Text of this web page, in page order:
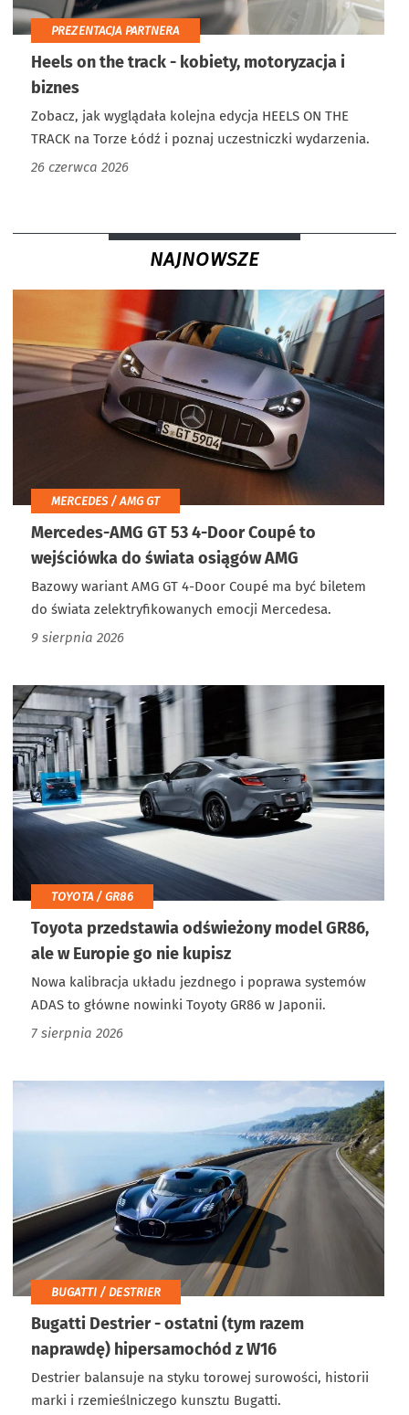
PREZENTACJA PARTNERA
Heels on the track - kobiety, motoryzacja i
biznes
Zobacz, jak wyglądała kolejna edycja HEELS ON THE
TRACK na Torze Łódź i poznaj uczestniczki wydarzenia.
26 czerwca 2026
NAJNOWSZE
MERCEDES / AMG GT
Mercedes-AMG GT 53 4-Door Coupé to
wejściówka do świata osiągów AMG
Bazowy wariant AMG GT 4-Door Coupé ma być biletem
do świata zelektryfikowanych emocji Mercedesa.
9 sierpnia 2026
TOYOTA / GR86
Toyota przedstawia odświeżony model GR86,
ale w Europie go nie kupisz
Nowa kalibracja układu jezdnego i poprawa systemów
ADAS to główne nowinki Toyoty GR86 w Japonii.
7 sierpnia 2026
BUGATTI / DESTRIER
Bugatti Destrier - ostatni (tym razem
naprawdę) hipersamochód z W16
Destrier balansuje na styku torowej surowości, historii
marki i rzemieślniczego kunsztu Bugatti.